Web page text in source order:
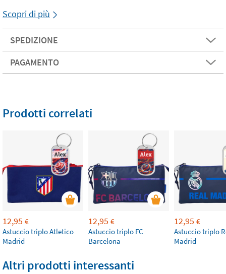
Scopri di più
SPEDIZIONE
PAGAMENTO
Prodotti correlati
12,95 €
Astuccio triplo Atletico
Madrid
12,95 €
Astuccio triplo FC
Barcelona
12,95 €
Astuccio triplo
Madrid
Altri prodotti interessanti